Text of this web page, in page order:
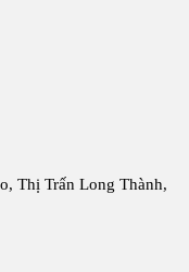
Thị Trấn Long Thành,